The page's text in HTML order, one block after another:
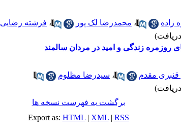
زاده ، محمدرضا لک پور ، فرشته رضایی
روزمره زندگی و امید در مردان سالمند
قنبری مقدم ، سیدرضا مظلوم
برگشت به فهرست نسخه ها
Export as: HTML| XML| RSS